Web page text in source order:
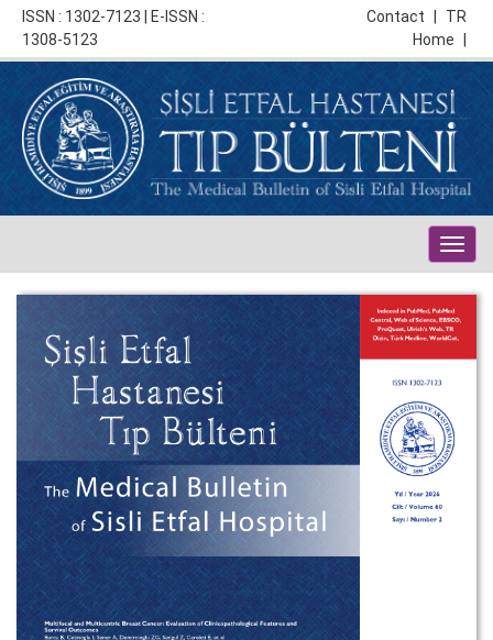
ISSN : 1302-7123 | E-ISSN :
1308-5123
TR
Contact
Home